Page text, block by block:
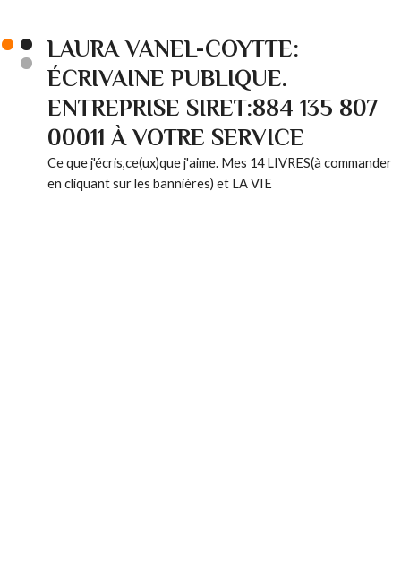
LAURA VANEL-COYTTE:
ÉCRIVAINE PUBLIQUE.
ENTREPRISE SIRET:884 135 807
00011 À VOTRE SERVICE
Ce que j'écris,ce(ux)que j'aime. Mes 14 LIVRES(à commander
en cliquant sur les bannières) et LA VIE